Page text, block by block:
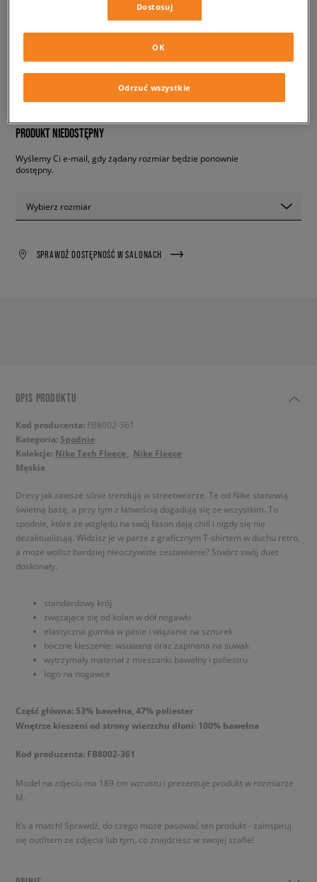
NIKE SPODNIE TECH FLEECE
269,99 zł z VAT
✛ 270 PKT. WSIZEERCLUB
PRODUKT NIEDOSTĘPNY
Wyślemy Ci e-mail, gdy żądany rozmiar będzie ponownie
dostępny.
Wybierz rozmiar
SPRAWDŹ DOSTĘPNOŚĆ W SALONACH
OPIS PRODUKTU
Kod producenta: FB8002-361
Kategoria: Spodnie
Kolekcje: Nike Tech Fleece
Nike Fleece
Męskie
Dresy jak zawsze silnie trendują w streetwearze. Te od Nike stanowią
świetną bazę, a przy tym z łatwością dogadują się ze wszystkim. To
spodnie, które ze względu na swój fason dają chill i nigdy się nie
dezaktualizują. Widzisz je w parze z graficznym T-shirtem w duchu retro,
a może wolisz bardziej nieoczywiste zestawienie? Stwórz swój duet
doskonały.
standardowy krój
zwężające się od kolan w dół nogawki
elastyczna gumka w pasie i wiązanie na sznurek
boczne kieszenie: wsuwana oraz zapinana na suwak
wytrzymały materiał z mieszanki bawełny i poliestru
logo na nogawce
Część główna: 53% bawełna, 47% poliester
Wnętrze kieszeni od strony wierzchu dłoni: 100% bawełna
Kod producenta: FB8002-361
Model na zdjęciu ma 189 cm wzrostu i prezentuje produkt w rozmiarze
M.
It’s a match! Sprawdź, do czego może pasować ten produkt - zainspiruj
się outfitem ze zdjęcia lub tym, co znajdziesz w swojej szafie!
Dostosuj
Odrzuć wszystkie
OK